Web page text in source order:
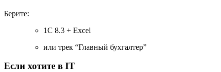
Берите:
1С 8.3 + Excel
или трек “Главный бухгалтер”
Если хотите в IT